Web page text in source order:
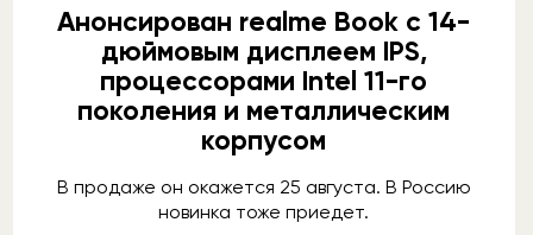
Анонсирован realme Book с 14-
дюймовым дисплеем IPS,
процессорами Intel 11-го
поколения и металлическим
корпусом
В продаже он окажется 25 августа. В Россию
новинка тоже приедет.